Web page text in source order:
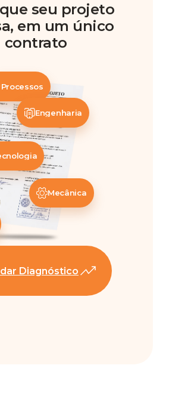
seu projeto
em um único
contrato
Diagnóstico
Mecânica
Processos
Engenharia